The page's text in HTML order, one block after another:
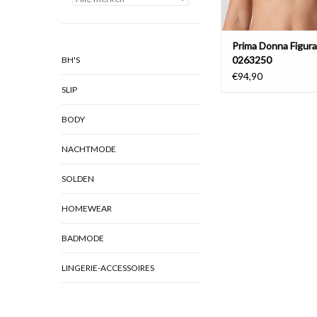
BH'S
SLIP
BODY
NACHTMODE
SOLDEN
HOMEWEAR
BADMODE
LINGERIE-ACCESSOIRES
Prima Donna
0263250
€94,90